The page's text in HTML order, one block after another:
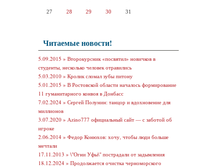
27 28 29 30 31
Читаемые новости!
5.09.2015 » Второкурсник «посвятил» новичков в
студенты, несколько человек отравились
5.03.2010 » Кролик сломал зубы питону
5.01.2015 » В Ростовской области началось формирование
11 гуманитарного конвоя в Донбасс
7.02.2024 » Сергей Полунин: танцор и вдохновение для
миллионов
3.07.2020 » Azino777 официальный сайт — с заботой об
игроке
2.06.2014 » Федор Конюхов: хочу, чтобы люди больше
мечтали
17.11.2013 » \"Огни Уфы\" пострадали от задымления
18.12.2024 » Продолжается очистка черноморского